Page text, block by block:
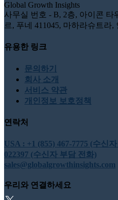
Global Growth Insights
사무실 번호 - B, 2층, 아이콘 타
르, 푸네 411045, 마하라슈트라,
유용한 링크
문의하기
회사 소개
서비스 약관
개인정보 보호정책
연락처
USA : +1 (855) 467-7775 (수신
022397 (수신자 부담 전화)
sales@globalgrowthinsights.com
우리와 연결하세요